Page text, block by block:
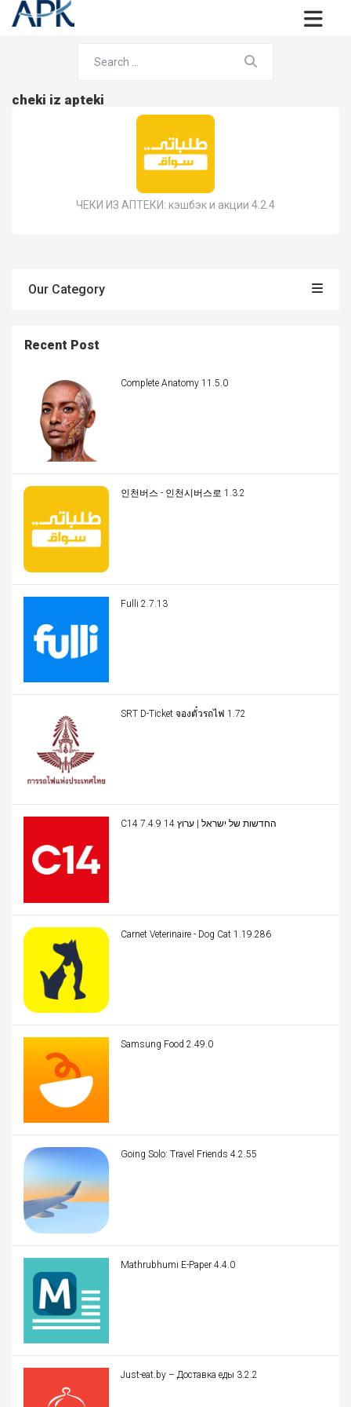
cheki iz apteki
ЧЕКИ ИЗ АПТЕКИ: кэшбэк и акции 4.2.4
Our Category
Recent Post
Complete Anatomy 11.5.0
인천버스 - 인천시버스로 1.3.2
Fulli 2.7.13
SRT D-Ticket จองตั๋วรถไฟ 1.72
C14 החדשות של ישראל | ערוץ 14 7.4.9
Carnet Veterinaire - Dog Cat 1.19.286
Samsung Food 2.49.0
Going Solo: Travel Friends 4.2.55
Mathrubhumi E-Paper 4.4.0
Just-eat.by – Доставка еды 3.2.2